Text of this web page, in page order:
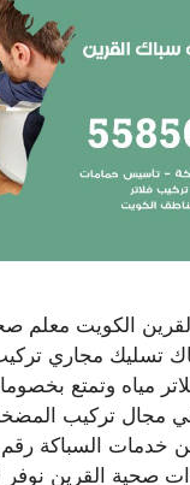
الكويت معلم
تسليك مجاري
مياه وتمتع
مجال تركيب
صحية القرين